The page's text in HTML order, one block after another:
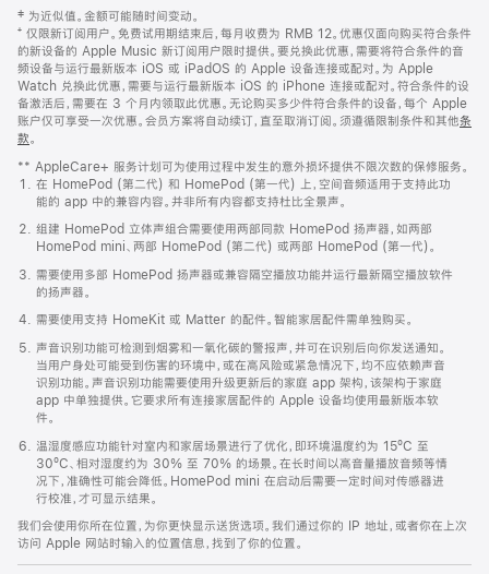
页
页
脚
注
‡ 为近似值。金额可能随时间变动。
⁺ 仅限新订阅用户。免费试用期结束后，每月收费为 RMB 12。优惠仅面向购买符合条件
的新设备的 Apple Music 新订阅用户限时提供。要兑换此优惠，需要将符合条件的音
频设备与运行最新版本 iOS 或 iPadOS 的 Apple 设备连接或配对。为 Apple
Watch 兑换此优惠，需要与运行最新版本 iOS 的 iPhone 连接或配对。符合条件的设
备激活后，需要在 3 个月内领取此优惠。无论购买多少件符合条件的设备，每个 Apple
账户仅可享受一次优惠。会员方案将自动续订，直至取消订阅。须遵循限制条件和其他条
款。
窗
口
中
打
开)
** AppleCare+ 服务计划可为使用过程中发生的意外损坏提供不限次数的保修服务。
在 HomePod (第二代) 和 HomePod (第一代) 上，空间音频适用于支持此功
能的 app 中的兼容内容。并非所有内容都支持杜比全景声。
组建 HomePod 立体声组合需要使用两部同款 HomePod 扬声器，如两部
HomePod mini、两部 HomePod (第二代) 或两部 HomePod (第一代)。
需要使用多部 HomePod 扬声器或兼容隔空播放功能并运行最新隔空播放软件
的扬声器。
需要使用支持 HomeKit 或 Matter 的配件。智能家居配件需单独购买。
声音识别功能可检测到烟雾和一氧化碳的警报声，并可在识别后向你发送通知。
当用户身处可能受到伤害的环境中，或在高风险或紧急情况下，均不应依赖声音
识别功能。声音识别功能需要使用升级更新后的家庭 app 架构，该架构于家庭
app 中单独提供。它要求所有连接家居配件的 Apple 设备均使用最新版本软
件。
温湿度感应功能针对室内和家居场景进行了优化，即环境温度约为 15ºC 至
30ºC、相对湿度约为 30% 至 70% 的场景。在长时间以高音量播放音频等情
况下，准确性可能会降低。HomePod mini 在启动后需要一定时间对传感器进
行校准，才可显示结果。
我们会使用你所在位置，为你更快显示送货选项。我们通过你的 IP 地址，或者你在上次
访问 Apple 网站时输入的位置信息，找到了你的位置。